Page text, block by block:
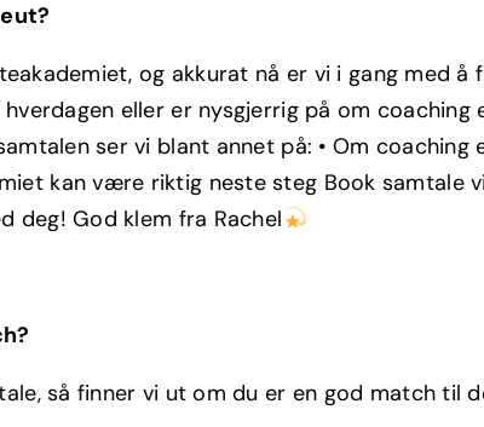
og akkurat nå er vi i gang med
eller er nysgjerrig på om
ser vi blant annet på: • Om
kan være riktig neste steg Book samtale
deg! God klem fra Rachel
så finner vi ut om du er en god match til